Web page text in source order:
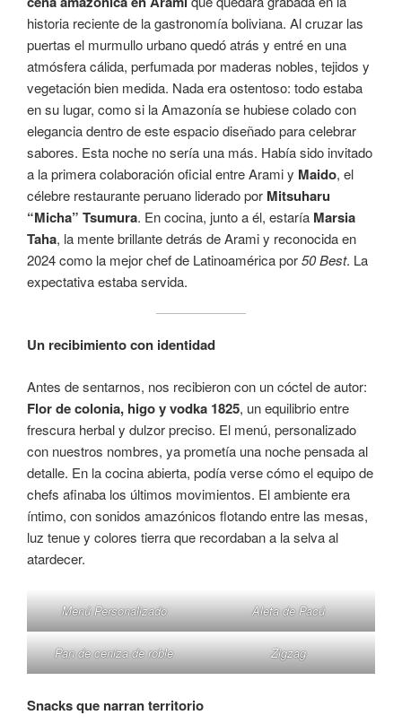
historia reciente de la gastronomía boliviana. Al cruzar las
puertas el murmullo urbano quedó atrás y entré en una
atmósfera cálida, perfumada por maderas nobles, tejidos y
vegetación bien medida. Nada era ostentoso: todo estaba
en su lugar, como si la Amazonía se hubiese colado con
elegancia dentro de este espacio diseñado para celebrar
sabores. Esta noche no sería una más. Había sido invitado
a la primera colaboración oficial entre Arami y Maido, el
célebre restaurante peruano liderado por Mitsuharu
“Micha” Tsumura. En cocina, junto a él, estaría Marsia
Taha, la mente brillante detrás de Arami y reconocida en
2024 como la mejor chef de Latinoamérica por50 Best. La
expectativa estaba servida.
Un recibimiento con identidad
Antes de sentarnos, nos recibieron con un cóctel de autor:
Flor de colonia, higo y vodka 1825, un equilibrio entre
frescura herbal y dulzor preciso. El menú, personalizado
con nuestros nombres, ya prometía una noche pensada al
detalle. En la cocina abierta, podía verse cómo el equipo de
chefs afinaba los últimos movimientos. El ambiente era
íntimo, con sonidos amazónicos flotando entre las mesas,
luz tenue y colores tierra que recordaban a la selva al
atardecer.
Menú Personalizado Aleta de Pacú
Pan de ceniza de roble Zigzag
Snacks que narran territorio